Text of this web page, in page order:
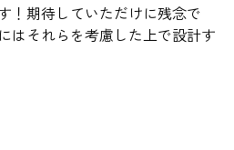
！期待していただけに残念で
はそれらを考慮した上で設計す